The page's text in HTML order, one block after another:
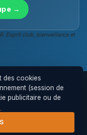
→
Esprit club, bienveillance et
parapente de
légales
des cookies
(session de
publicitaire ou de